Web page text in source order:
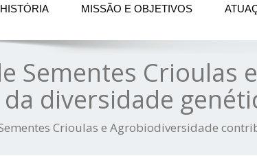
HISTÓRIA MISSÃO E OBJETIVOS
Sementes
diversidade
Crioulas e Agrobiodiversidade